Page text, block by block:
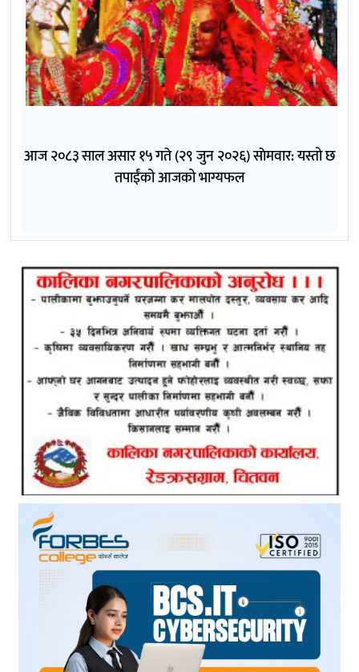
आज २०८३ साल असार १५ गते (२९ जुन २०२६) साेमवार: यस्तो छ
तपाईंको आजको भाग्यफल